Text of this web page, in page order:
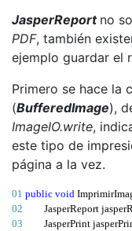
26
} catch (
27
System.err.
28
}
29
30
JasperReport no
PDF, también
ejemplo guardar el
Primero se hace la
(BufferedImage),
ImageIO.write,
este tipo de
página a la vez.
01 public void
02
JasperReport
03
JasperPrint